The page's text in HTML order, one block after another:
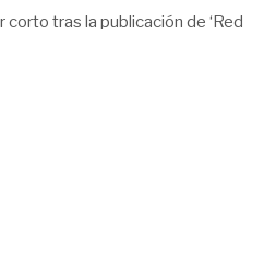
tras la publicación de ‘Red